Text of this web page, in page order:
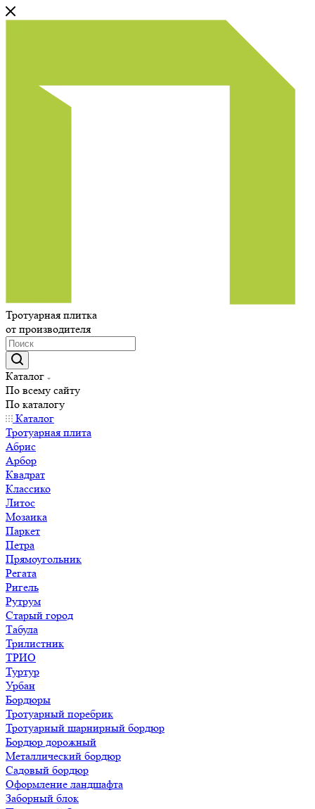
Тротуарная плитка
от производителя
Каталог
По всему сайту
По каталогу
Каталог
Тротуарная плита
Абрис
Арбор
Квадрат
Классико
Литос
Мозаика
Паркет
Петра
Прямоугольник
Регата
Ригель
Рутрум
Старый город
Табула
Трилистник
ТРИО
Туртур
Урбан
Бордюры
Тротуарный поребрик
Тротуарный шарнирный бордюр
Бордюр дорожный
Металлический бордюр
Садовый бордюр
Оформление ландшафта
Заборный блок